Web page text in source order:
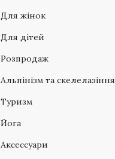
Для жінок
Для дітей
Розпродаж
Альпінізм та скелелазіння
Туризм
Йога
Аксессуари